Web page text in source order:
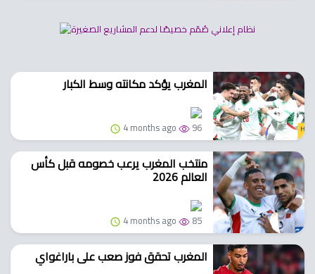
المغرب يؤكد مكانته وسط الكبار
4 months ago 96
منتخب المغرب يرعب خصومه قبل كأس
العالم 2026
4 months ago 85
المغرب تحقق فوز صعب على باراغواي